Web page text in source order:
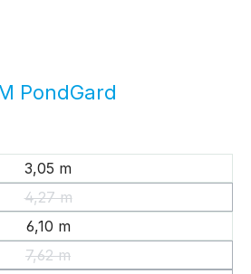
PondGard
3,05 m
4,27 m
(Diese Option ist zurzeit nicht
6,10 m
7,62 m
(Diese Option ist zurzeit nicht